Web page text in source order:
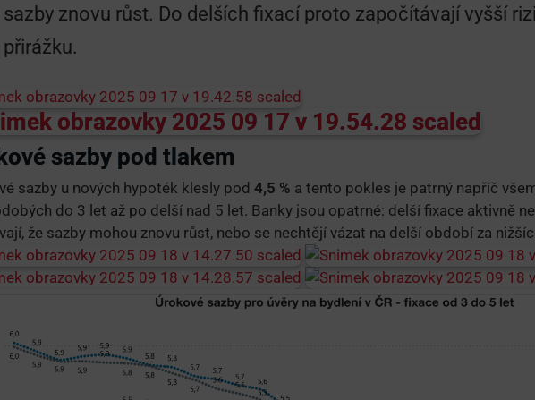
sazby znovu růst. Do delších fixací proto započítávají vyšší
přirážku.
sazby pod tlakem
sazby u nových hypoték klesly pod 4,5 % a tento pokles je patrný napříč
do 3 let až po delší nad 5 let. Banky jsou opatrné: delší fixace aktivně
že sazby mohou znovu růst, nebo se nechtějí vázat na delší období za